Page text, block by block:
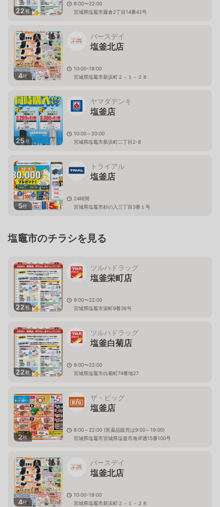
22枚
8:00〜22:00
宮城県塩竈市藤倉2丁目14番42号
4枚
バースデイ
塩釜北店
10:00-19:00
宮城県塩竈市新浜町２－１－２８
25枚
ヤマダデンキ
塩釜店
10:00～20:00
宮城県塩竈市新浜町二丁目2-8
5枚
トライアル
塩釜店
24時間
宮城県塩竈市杉の入三丁目3番１号
塩竈市のチラシを見る
22枚
ツルハドラッグ
塩釜栄町店
9:00〜22:00
宮城県塩竈市栄町9番36号
22枚
ツルハドラッグ
塩釜白菊店
9:00〜22:00
宮城県塩竈市白菊町74番地27
2枚
ザ・ビッグ
塩釜店
8:00～22:00 (医薬品販売は9:00～19:00)
宮城県塩竈市宮城県塩釜市海岸通15番100号
4枚
バースデイ
塩釜北店
10:00-19:00
宮城県塩竈市新浜町２－１－２８